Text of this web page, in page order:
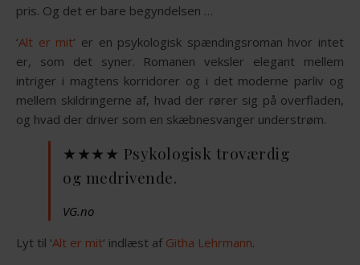
pris. Og det er bare begyndelsen …
‘Alt er mit‘ er en psykologisk spændingsroman hvor intet
er, som det syner. Romanen veksler elegant mellem
intriger i magtens korridorer og i det moderne parliv og
mellem skildringerne af, hvad der rører sig på overfladen,
og hvad der driver som en skæbnesvanger understrøm.
★★★★ Psykologisk troværdig
og medrivende.
VG.no
Lyt til ‘Alt er mit‘ indlæst af Githa Lehrmann.